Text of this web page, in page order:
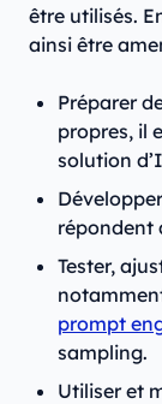
être utilisés.
ainsi être
Préparer
propres, il
solution
répondent
Tester,
prompt
sampling.
Utiliser et